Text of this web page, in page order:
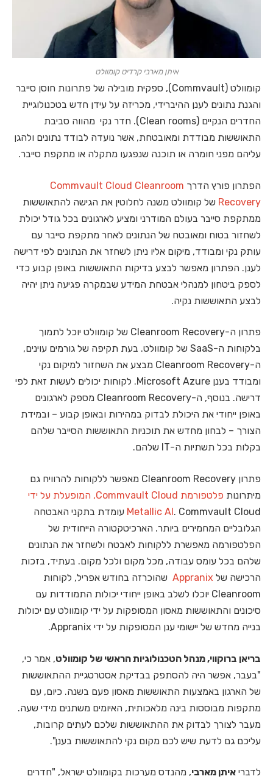
איתן מארבי קרדיט קומוולט
קומוולט (Commvault), ספקית מובילה של פתרונות חוסן סייבר
והגנת נתונים לענן ההיברידי, מכריזה על עידן חדש בטכנולוגיית
החדרים הנקיים (Clean rooms). חדר נקי מהווה סביבת
התאוששות מבודדת ומאובטחת, אשר נועדה לבודד נתונים ולהגן
עליהם מפני חומרה או תוכנה שנפגעו מתקלה או מתקפת סייבר.
הפתרון פורץ הדרך Commvault Cloud Cleanroom
Recovery של קומוולט משנה לחלוטין את הגישה להתאוששות
ממתקפת סייבר בעולם המודרני ומציע לארגונים בכל גודל יכולת
לשחזור בטוח ומאובטח של הנתונים לאחר מתקפת סייבר עם
עותק נקי ומבודד, מיקום אליו ניתן לשחזר את הנתונים לפי דרישה
לענן. הפתרון מאפשר לבצע בדיקות התאוששות באופן קבוע כדי
לספק ביטחון למנהלי אבטחת המידע שבמקרה פגיעה ניתן יהיה
לבצע התאוששות נקיה.
פתרון ה-Cleanroom Recovery של קומוולט יוכל לתמוך
בלקוחות ה-SaaS של קומוולט. בעת תקיפה של גורמים עוינים,
ה-Cleanroom Recovery מבצע את השחזור למיקום נקי
ומבודד בענן Microsoft Azure. לקוחות יכולים לעשות זאת לפי
דרישה. בנוסף, ה-Cleanroom Recovery מספק לארגונים
באופן ייחודי את היכולת לבדוק במהירות ובאופן קבוע – ובמידת
הצורך – לבחון מחדש את תוכניות התאוששות הסייבר שלהם
בקלות בכל תשתיות ה-IT שלהם.
פתרון Cleanroom Recovery מאפשר ללקוחות להרוויח גם
מיתרונות
פלטפורמת Commvault Cloud, המופעלת על ידי
Metallic AI . Commvault Cloud עומדת בתקני האבטחה
הגלובליים המחמירים ביותר. הארכיטקטורה הייחודית של
הפלטפורמה מאפשרת ללקוחות לאבטח ולשחזר את הנתונים
שלהם בכל עומס עבודה, מכל מקום ולכל מקום. בעתיד, בזכות
הרכישה של Appranix שהוכרזה בחודש אפריל, לקוחות
Cleanroom יוכלו לשלב באופן ייחודי יכולות התמודדות עם
סיכונים והתאוששות מאסון המסופקות על ידי קומוולט עם יכולות
בנייה מחדש של יישומי ענן המסופקות על ידי Appranix.
בריאן ברוקווי, מנהל הטכנולוגיות הראשי של קומוולט, אמר כי,
"בעבר, אפשר היה להסתפק בבדיקת אסטרטגיית ההתאוששות
של הארגון באמצעות התאוששות מאסון פעם בשנה. כיום, עם
מתקפות מבוססות בינה מלאכותית, האיומים משתנים מידי שעה.
מעבר לצורך לבדוק את ההתאוששות שלכם לעתים קרובות,
עליכם גם לדעת שיש לכם מקום נקי להתאוששות בענן".
לדברי איתן מארבי, מהנדס מערכות בקומוולט ישראל, "חדרים